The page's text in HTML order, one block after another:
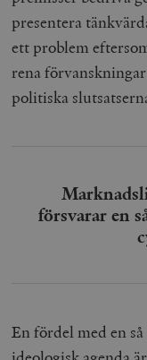
presentera
ett problem
rena
politiska
försvarar en
En fördel med en